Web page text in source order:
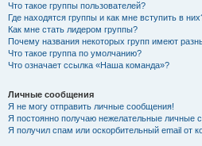
Что такое группы пользователей?
Где находятся группы и как мне вступить в
Как мне стать лидером группы?
Почему названия некоторых групп имеют
Что такое группа по умолчанию?
Что означает ссылка «Наша команда»?
Личные сообщения
Я не могу отправить личные сообщения!
Я постоянно получаю нежелательные личные
Я получил спам или оскорбительный email от